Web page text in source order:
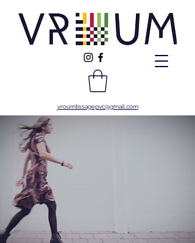
vroumtissagepvc@gmail.com